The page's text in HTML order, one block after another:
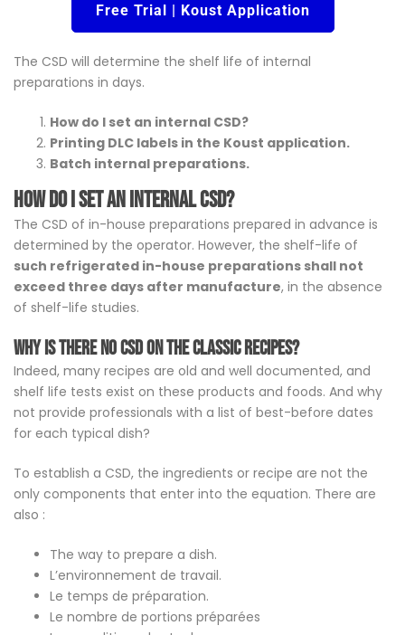
Free Trial | Koust Application
The CSD will determine the shelf life of internal
preparations in days.
How do I set an internal CSD?
Printing DLC labels in the Koust application.
Batch internal preparations.
How do I set an internal CSD?
The CSD of in-house preparations prepared in advance is
determined by the operator. However, the shelf-life of
such refrigerated in-house preparations shall not
exceed three days after manufacture, in the absence
of shelf-life studies.
Why is there no CSD on the classic recipes?
Indeed, many recipes are old and well documented, and
shelf life tests exist on these products and foods. And why
not provide professionals with a list of best-before dates
for each typical dish?
To establish a CSD, the ingredients or recipe are not the
only components that enter into the equation. There are
also :
The way to prepare a dish.
L’environnement de travail.
Le temps de préparation.
Le nombre de portions préparées